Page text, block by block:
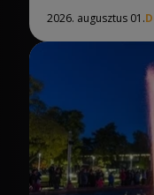
2026. augusztus 01.